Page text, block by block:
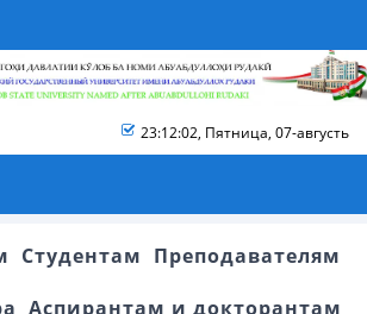
23:12:03, Пятница, 07-августь
Студентам Преподавателям
Аспирантам и докторантам